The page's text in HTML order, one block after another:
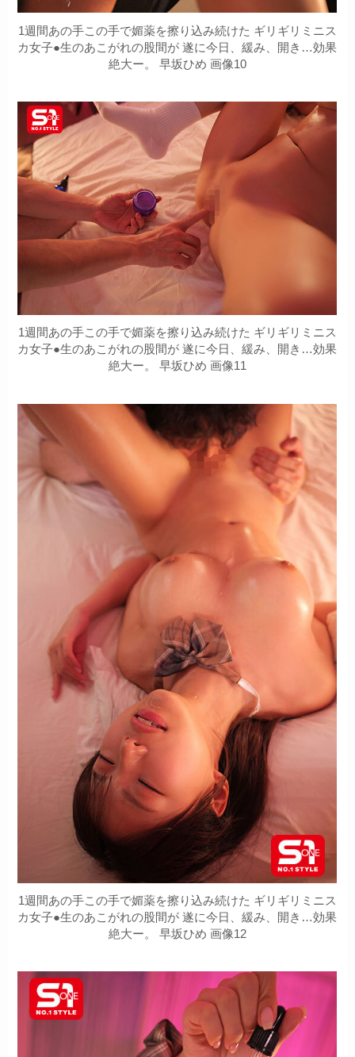
1週間あの手この手で媚薬を擦り込み続けた ギリギリミニス
カ女子●生のあこがれの股間が 遂に今日、緩み、開き…効果
絶大ー。 早坂ひめ 画像10
1週間あの手この手で媚薬を擦り込み続けた ギリギリミニス
カ女子●生のあこがれの股間が 遂に今日、緩み、開き…効果
絶大ー。 早坂ひめ 画像11
1週間あの手この手で媚薬を擦り込み続けた ギリギリミニス
カ女子●生のあこがれの股間が 遂に今日、緩み、開き…効果
絶大ー。 早坂ひめ 画像12